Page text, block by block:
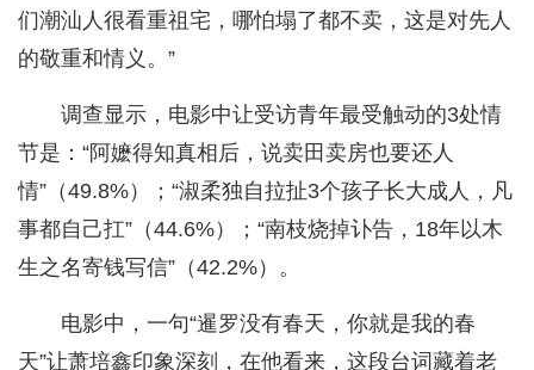
们潮汕人很看重祖宅，哪怕塌了都不卖，这是对先人
的敬重和情义。”
调查显示，电影中让受访青年最受触动的3处情
节是：“阿嬷得知真相后，说卖田卖房也要还人
情”（49.8%）；“淑柔独自拉扯3个孩子长大成人，凡
事都自己扛”（44.6%）；“南枝烧掉讣告，18年以木
生之名寄钱写信”（42.2%）。
电影中，一句“暹罗没有春天，你就是我的春
天”让萧培鑫印象深刻，在他看来，这段台词藏着老